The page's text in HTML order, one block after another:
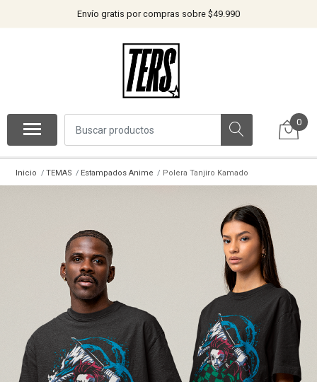
Envío gratis por compras sobre $49.990
0
Inicio TEMAS Estampados Anime Polera Tanjiro Kamado